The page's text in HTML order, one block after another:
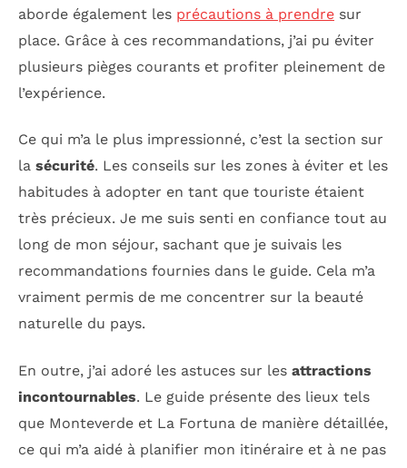
aborde également les précautions à prendre sur
place. Grâce à ces recommandations, j’ai pu éviter
plusieurs pièges courants et profiter pleinement de
l’expérience.
Ce qui m’a le plus impressionné, c’est la section sur
la sécurité. Les conseils sur les zones à éviter et les
habitudes à adopter en tant que touriste étaient
très précieux. Je me suis senti en confiance tout au
long de mon séjour, sachant que je suivais les
recommandations fournies dans le guide. Cela m’a
vraiment permis de me concentrer sur la beauté
naturelle du pays.
En outre, j’ai adoré les astuces sur les attractions
incontournables. Le guide présente des lieux tels
que Monteverde et La Fortuna de manière détaillée,
ce qui m’a aidé à planifier mon itinéraire et à ne pas